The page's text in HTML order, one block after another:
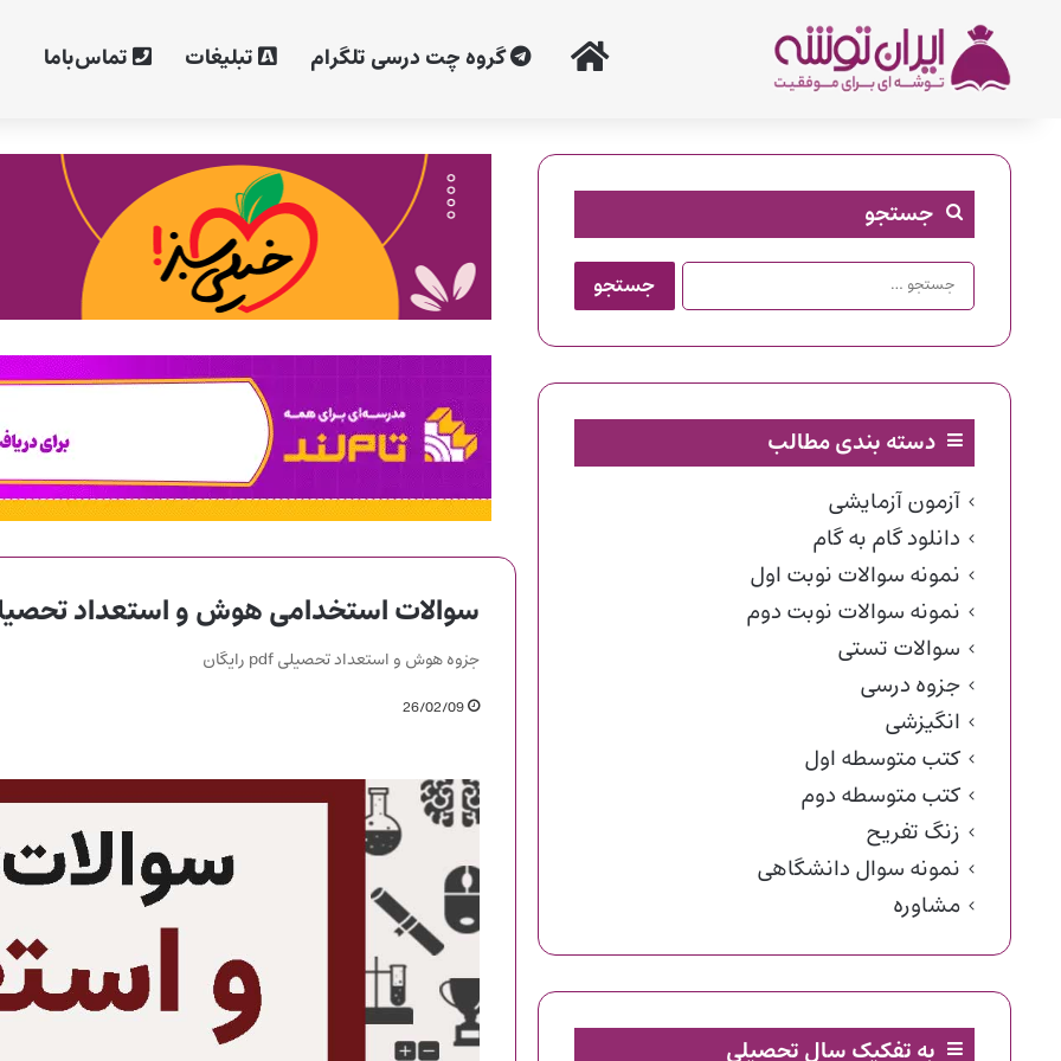
خانه گروه چت درسی تلگرام تبلیغات تماس‌با‌ما
سوالات استخدامی هوش و استعداد
جزوه هوش و استعداد تحصیلی pdf رایگان
26/02/09
جستجو
جستجو
برای:
دسته بندی مطالب
آزمون آزمایشی
دانلود گام به گام
نمونه سوالات نوبت اول
نمونه سوالات نوبت دوم
سوالات تستی
جزوه درسی
انگیزشی
کتب متوسطه اول
کتب متوسطه دوم
زنگ تفریح
نمونه سوال دانشگاهی
مشاوره
به تفکیک سال تحصیلی